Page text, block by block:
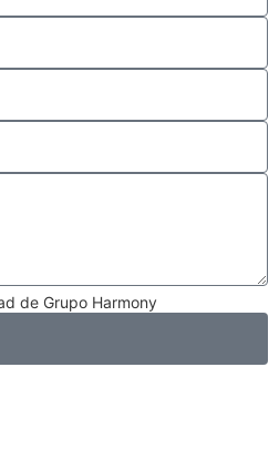
de Grupo Harmony